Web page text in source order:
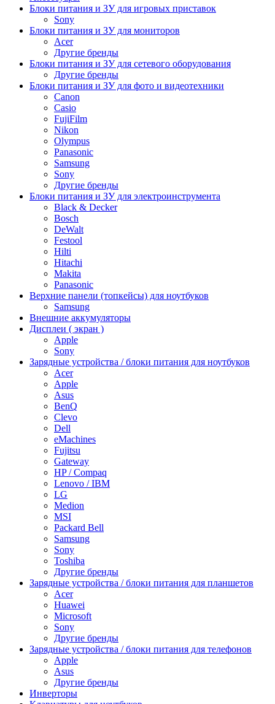
Блоки питания и ЗУ для игровых приставок
Sony
Блоки питания и ЗУ для мониторов
Acer
Другие бренды
Блоки питания и ЗУ для сетевого оборудования
Другие бренды
Блоки питания и ЗУ для фото и видеотехники
Canon
Casio
FujiFilm
Nikon
Olympus
Panasonic
Samsung
Sony
Другие бренды
Блоки питания и ЗУ для электроинструмента
Black & Decker
Bosch
DeWalt
Festool
Hilti
Hitachi
Makita
Panasonic
Верхние панели (топкейсы) для ноутбуков
Samsung
Внешние аккумуляторы
Дисплеи ( экран )
Apple
Sony
Зарядные устройства / блоки питания для ноутбуков
Acer
Apple
Asus
BenQ
Clevo
Dell
eMachines
Fujitsu
Gateway
HP / Compaq
Lenovo / IBM
LG
Medion
MSI
Packard Bell
Samsung
Sony
Toshiba
Другие бренды
Зарядные устройства / блоки питания для планшетов
Acer
Huawei
Microsoft
Sony
Другие бренды
Зарядные устройства / блоки питания для телефонов
Apple
Asus
Другие бренды
Инверторы